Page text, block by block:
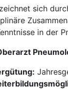
sich
in der